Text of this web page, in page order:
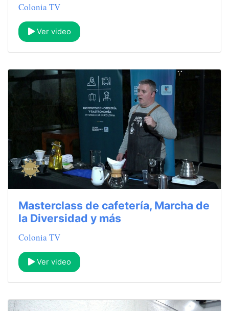
Colonia TV
Ver video
Masterclass de cafetería, Marcha de
la Diversidad y más
Colonia TV
Ver video